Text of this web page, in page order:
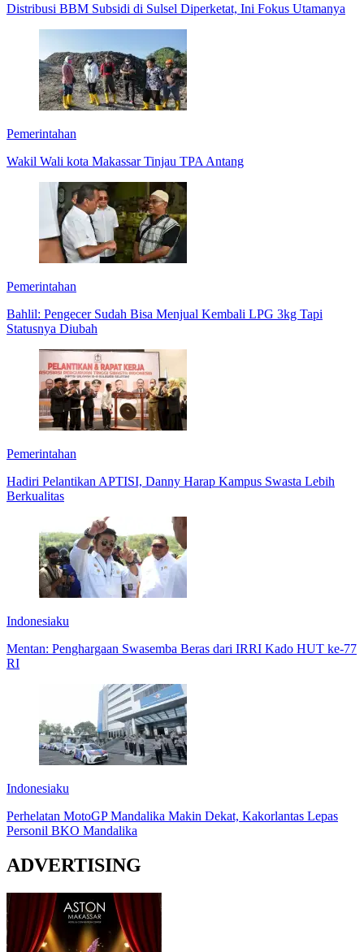
Distribusi BBM Subsidi di Sulsel Diperketat, Ini Fokus Utamanya
Pemerintahan
Wakil Wali kota Makassar Tinjau TPA Antang
Pemerintahan
Bahlil: Pengecer Sudah Bisa Menjual Kembali LPG 3kg Tapi
Statusnya Diubah
Pemerintahan
Hadiri Pelantikan APTISI, Danny Harap Kampus Swasta Lebih
Berkualitas
Indonesiaku
Mentan: Penghargaan Swasemba Beras dari IRRI Kado HUT ke-77
RI
Indonesiaku
Perhelatan MotoGP Mandalika Makin Dekat, Kakorlantas Lepas
Personil BKO Mandalika
ADVERTISING